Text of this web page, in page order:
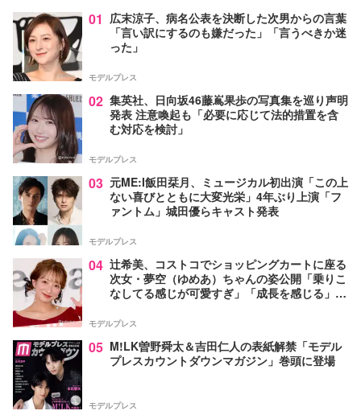
01 広末涼子、病名公表を決断した次男からの言葉
「言い訳にするのも嫌だった」「言うべきか迷
った」
モデルプレス
02 集英社、日向坂46藤嶌果歩の写真集を巡り声明
発表 注意喚起も「必要に応じて法的措置を含
む対応を検討」
モデルプレス
03 元ME:I飯田栞月、ミュージカル初出演「この上
ない喜びとともに大変光栄」4年ぶり上演「フ
ァントム」城田優らキャスト発表
モデルプレス
04 辻希美、コストコでショッピングカートに座る
次女・夢空（ゆめあ）ちゃんの姿公開「乗りこ
なしてる感じが可愛すぎ」「成長を感じる」の
モデルプレス
05 M!LK曽野舜太＆吉田仁人の表紙解禁「モデル
プレスカウントダウンマガジン」巻頭に登場
モデルプレス